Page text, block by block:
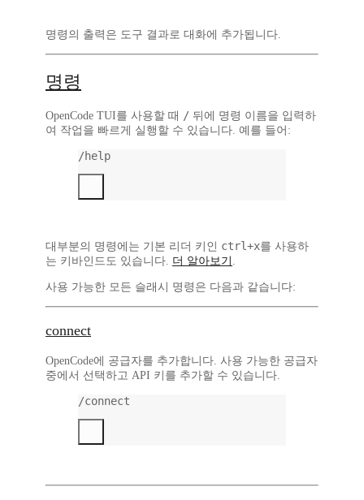
명령의 출력은 도구 결과로 대화에 추가됩니다.
명령
OpenCode TUI를 사용할 때 / 뒤에 명령 이름을 입력하
여 작업을 빠르게 실행할 수 있습니다. 예를 들어:
/help
대부분의 명령에는 기본 리더 키인 ctrl+x를 사용하
는 키바인드도 있습니다. 더 알아보기 .
사용 가능한 모든 슬래시 명령은 다음과 같습니다:
connect
OpenCode에 공급자를 추가합니다. 사용 가능한 공급자
중에서 선택하고 API 키를 추가할 수 있습니다.
/connect